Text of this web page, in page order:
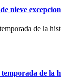
nieve
de la